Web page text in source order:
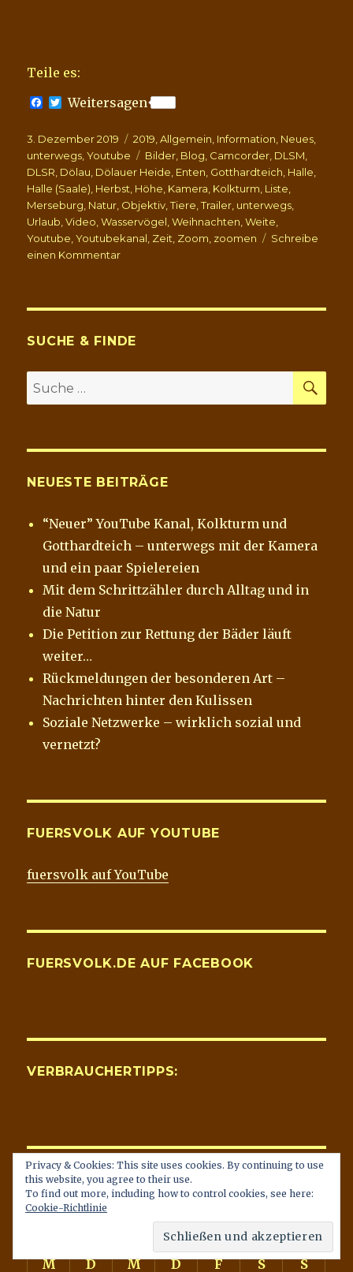
Teile es:
F
e
b
o
o
k
T
t
t
e
r
Weitersagen
Veröffentlicht
am
3. Dezember 2019 Kategorien
2019 ,Allgemein Information Neues
unterwegs ,Youtube Schlagwörter
Bilder Blog Camcorder DLSM
DLSR Dölau Dölauer Heide Enten Gotthardteich Halle
Halle (Saale) Herbst Höhe Kamera Kolkturm Liste
Merseburg Natur Objektiv ,Tiere ,Trailer unterwegs
Urlaub ,Video ,Wasservögel ,Weihnachten ,Weite
Youtube ,Youtubekanal Zeit Zoom zoomen
Schreibe
einen Kommentarzu
und
–
mit
und
paar
SUCHE & FINDE
Suche
nach:
NEUESTE BEITRÄGE
“Neuer” YouTube Kanal, Kolkturm und
Gotthardteich – unterwegs mit der Kamera
und ein paar Spielereien
Mit dem Schrittzähler durch Alltag und in
die Natur
Die Petition zur Rettung der Bäder läuft
weiter…
Rückmeldungen der besonderen Art –
Nachrichten hinter den Kulissen
Soziale Netzwerke – wirklich sozial und
vernetzt?
FUERSVOLK AUF YOUTUBE
fuersvolk auf YouTube
FUERSVOLK.DE AUF FACEBOOK
VERBRAUCHERTIPPS:
KALENDERBLATT
August 2026
M D M D F S S
Privacy & Cookies: This site uses cookies. By continuing to use
this website, you agree to their use.
To find out more, including how to control cookies, see here:
Cookie-Richtlinie